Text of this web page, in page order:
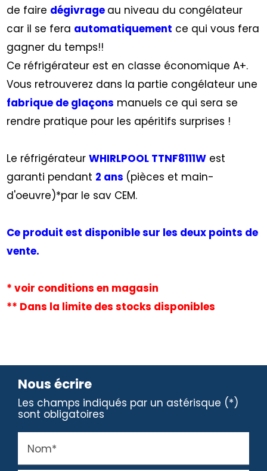
de faire dégivrage au niveau du congélateur
car il se fera automatiquement ce qui vous fera
gagner du temps!!
Ce réfrigérateur est en classe économique A+.
Vous retrouverez dans la partie congélateur une
fabrique de glaçons manuels ce qui sera se
rendre pratique pour les apéritifs surprises !
Le réfrigérateurWHIRLPOOL TTNF8111W est
garanti pendant 2 ans (pièces et main-
d'oeuvre)*par le sav CEM.
Ce produit est disponible sur les deux points de
vente.
* voir conditions en magasin
** Dans la limite des stocks disponibles
Nous écrire
Les champs indiqués par un astérisque (*)
sont obligatoires
Nom*